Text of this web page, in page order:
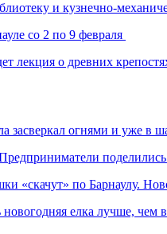
и кузнечно-
со 2 по 9 февраля
лекция о древних
засверкал огнями и уже в
«скачут» по Барнаулу.
новогодняя елка лучше,